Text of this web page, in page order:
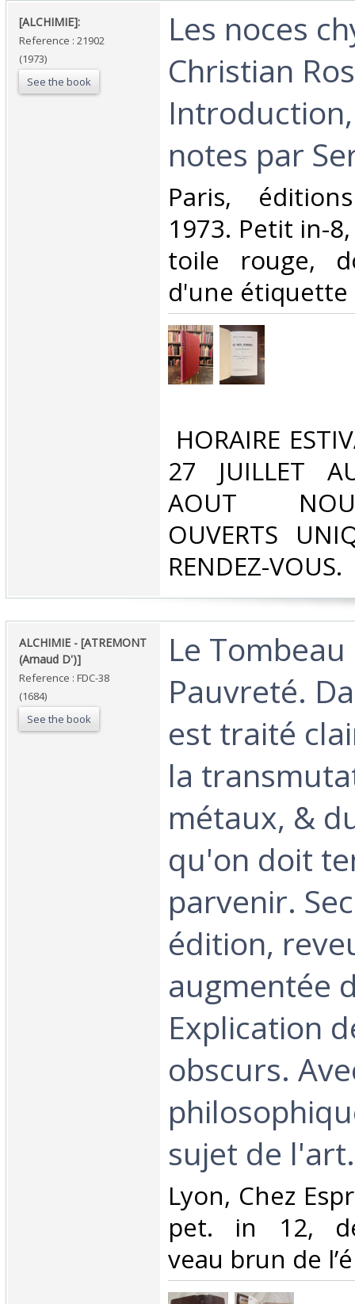
‎[ALCHIMIE]:‎
Reference : 21902
(1973)
See the book
‎Les noces
Christian
notes par
‎Paris,
1973. Petit in-
toile rouge,
d'une
HORAIRE
27 JUILLET
AOUT
OUVERTS
RENDEZ-VOUS.‎
‎ALCHIMIE - [ATREMONT
(Arnaud D')]‎
Reference : FDC-38
(1684)
See the book
‎Le
Pauvreté.
est traité
la
métaux, &
qu'on doit
parvenir.
édition,
augmentée
Explication
obscurs.
sujet de l'art.‎
‎Lyon, Chez
pet. in 12,
veau brun de